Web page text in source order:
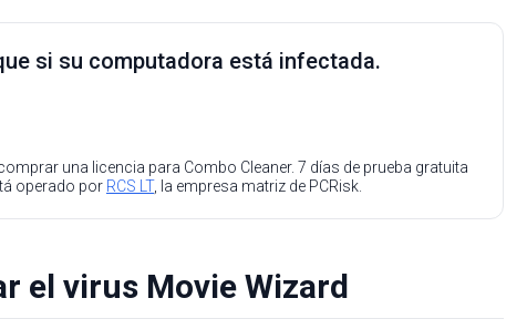
si su computadora está infectada.
una licencia para Combo Cleaner. 7 días de prueba gratuita
operado por RCS LT, la empresa matriz de PCRisk.
el virus Movie Wizard